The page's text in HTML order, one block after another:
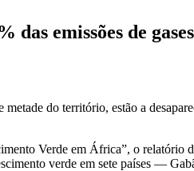
das emissões de
do território, estão a
Verde em África”, o
verde em sete países —